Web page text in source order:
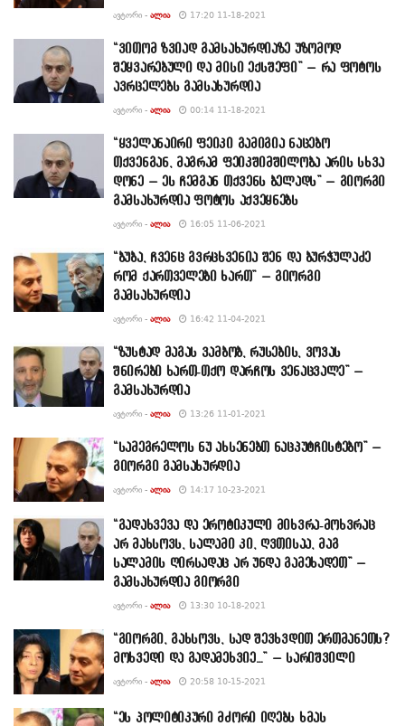
ᲐᲕᲢᲝᲠᲘ - ᲐᲚᲘᲐ 17:20 11-18-2021
“ვითომ ზვიად გამსახურდიაზე უზომოდ
შეყვარებული და მისი ექსშეფი” – რა ფოტოს
ავრცელებს გამსახურდია
ᲐᲕᲢᲝᲠᲘ - ᲐᲚᲘᲐ 00:14 11-18-2021
“ყველანაირი ფეიკი გამიგია ნაცებო
თქვენგან, მაგრამ ფეიკშიმშილობა არის სხვა
დონე – ეს ჩემგან თქვენს ბელადს” – გიორგი
გამსახურდია ფოტოს აქვეყნებს
ᲐᲕᲢᲝᲠᲘ - ᲐᲚᲘᲐ 16:05 11-06-2021
“ბუბა, ჩვენც გვრცხვენია შენ და ბურჭულაძე
რომ ქართველები ხართ” – გიორგი
გამსახურდია
ᲐᲕᲢᲝᲠᲘ - ᲐᲚᲘᲐ 16:42 11-04-2021
“ზუსტად მაგას ვამბობ, რუსების, ვოვას
შნირები ხართ-თქო დარჩოს ვენაცვალე” –
გამსახურდია
ᲐᲕᲢᲝᲠᲘ - ᲐᲚᲘᲐ 13:26 11-01-2021
“სამეგრელოს ნუ ახსენებთ ნაცპუტჩისტებო” –
გიორგი გამსახურდია
ᲐᲕᲢᲝᲠᲘ - ᲐᲚᲘᲐ 14:17 10-23-2021
“გადახვევა და ეროტიკული მიხვრა-მოხვრაც
არ მახსოვს, სალამი კი, ღვთისაა, მაგ
სალამის ღირსადაც არ უნდა გამეხადეთ” –
გამსახურდია გიორგი
ᲐᲕᲢᲝᲠᲘ - ᲐᲚᲘᲐ 13:30 10-18-2021
“გიორგი, გახსოვს, სად შევხვდით ერთმანეთს?
მოხვედი და გადამეხვიე…” – სარიშვილი
ᲐᲕᲢᲝᲠᲘ - ᲐᲚᲘᲐ 20:58 10-15-2021
“ეს პოლიტიკური მძორი იღებს ხმას